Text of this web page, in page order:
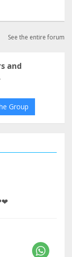
See the entire forum
and
Group